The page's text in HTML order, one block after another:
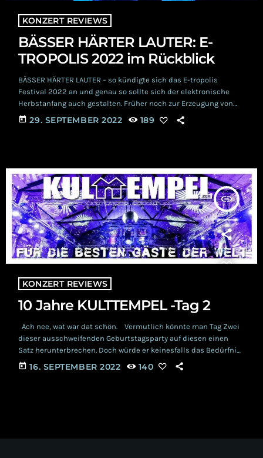
KONZERT REVIEWS
BÄSSER HÄRTER LAUTER: E-
TROPOLIS 2022 im Rückblick
BÄSSER HÄRTER LAUTER – so kündigte sich das E-tropolis
Festival 2022 an und genau so sollte sich der elektronische
Herbstanfang auch gestalten. Früher noch zur Erzeugung von
Strom und Druckluft genutzt, bietet die Turbinenhalle in
Oberhausen bereits seit 2014 atmosphärisch die perfekte
September öffneten […]
today 29. SEPTEMBER 2022 189
insert_link
KONZERT REVIEWS
10 Jahre KULTTEMPEL -Tag 2
Ach nee, wat war dat schön. Vermutlich könnte man Tag Zwei
dieser ausschweifenden Geburtstagsparty auf diesen einen
Satz herunterbrechen. Doch würde er keinesfalls das Bedürfnis
der Autorin stillen, euch allen von jenem wunderbaren Abend
im KULTTEMPEL Oberhausen erzählen zu wollen. Also los geht es,
today 16. SEPTEMBER 2022 140